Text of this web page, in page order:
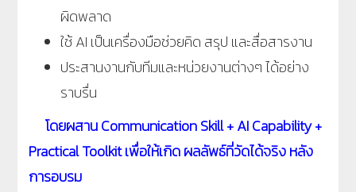
ผิดพลาด
ใช้ AI เป็นเครื่องมือช่วยคิด สรุป และสื่อสารงาน
ประสานงานกับทีมและหน่วยงานต่างๆ ได้อย่าง
ราบรื่น
โดยผสาน Communication Skill + AI Capability +
Practical Toolkitเพื่อให้เกิด ผลลัพธ์ที่วัดได้จริง หลัง
การอบรม